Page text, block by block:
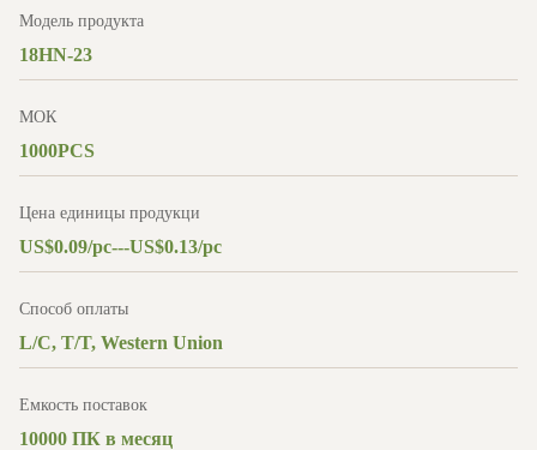
Модель продукта
18HN-23
МОК
1000PCS
Цена единицы продукци
US$0.09/pc---US$0.13/pc
Способ оплаты
L/C, T/T, Western Union
Емкость поставок
10000 ПК в месяц